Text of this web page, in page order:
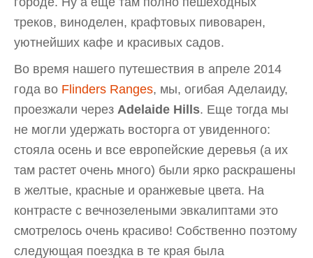
треков, виноделен, крафтовых пивоварен,
уютнейших кафе и красивых садов.
Во время нашего путешествия в апреле 2014
года во Flinders Ranges, мы, огибая Аделаиду,
проезжали через Adelaide Hills. Еще тогда мы
не могли удержать восторга от увиденного:
стояла осень и все европейские деревья (а их
там растет очень много) были ярко раскрашены
в желтые, красные и оранжевые цвета. На
контрасте с вечнозелеными эвкалиптами это
смотрелось очень красиво! Собственно поэтому
следующая поездка в те края была